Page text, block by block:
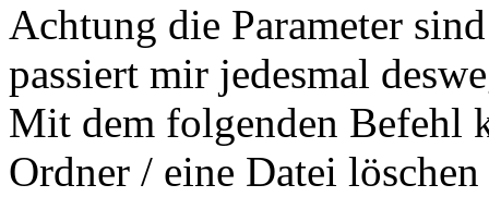
Achtung die Parameter
passiert mir jedesmal
Mit dem folgenden Befehl
Ordner / eine Datei löschen